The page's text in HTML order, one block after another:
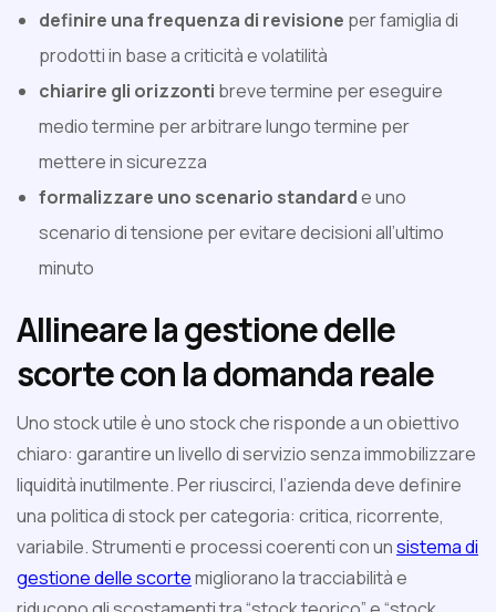
definire una frequenza di revisione per famiglia di
prodotti in base a criticità e volatilità
chiarire gli orizzonti breve termine per eseguire
medio termine per arbitrare lungo termine per
mettere in sicurezza
formalizzare uno scenario standarde uno
scenario di tensione per evitare decisioni all’ultimo
minuto
Allineare la gestione delle
scorte con la domanda reale
Uno stock utile è uno stock che risponde a un obiettivo
chiaro: garantire un livello di servizio senza immobilizzare
liquidità inutilmente. Per riuscirci, l’azienda deve definire
una politica di stock per categoria: critica, ricorrente,
variabile. Strumenti e processi coerenti con unsistema di
gestione delle scortemigliorano la tracciabilità e